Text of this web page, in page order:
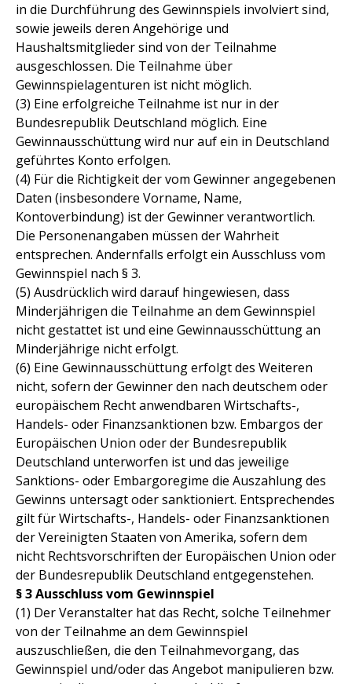
in die Durchführung des Gewinnspiels involviert sind,
sowie jeweils deren Angehörige und
Haushaltsmitglieder sind von der Teilnahme
ausgeschlossen. Die Teilnahme über
Gewinnspielagenturen ist nicht möglich.
(3) Eine erfolgreiche Teilnahme ist nur in der
Bundesrepublik Deutschland möglich. Eine
Gewinnausschüttung wird nur auf ein in Deutschland
geführtes Konto erfolgen.
(4) Für die Richtigkeit der vom Gewinner angegebenen
Daten (insbesondere Vorname, Name,
Kontoverbindung) ist der Gewinner verantwortlich.
Die Personenangaben müssen der Wahrheit
entsprechen. Andernfalls erfolgt ein Ausschluss vom
Gewinnspiel nach § 3.
(5) Ausdrücklich wird darauf hingewiesen, dass
Minderjährigen die Teilnahme an dem Gewinnspiel
nicht gestattet ist und eine Gewinnausschüttung an
Minderjährige nicht erfolgt.
(6) Eine Gewinnausschüttung erfolgt des Weiteren
nicht, sofern der Gewinner den nach deutschem oder
europäischem Recht anwendbaren Wirtschafts-,
Handels- oder Finanzsanktionen bzw. Embargos der
Europäischen Union oder der Bundesrepublik
Deutschland unterworfen ist und das jeweilige
Sanktions- oder Embargoregime die Auszahlung des
Gewinns untersagt oder sanktioniert. Entsprechendes
gilt für Wirtschafts-, Handels- oder Finanzsanktionen
der Vereinigten Staaten von Amerika, sofern dem
nicht Rechtsvorschriften der Europäischen Union oder
der Bundesrepublik Deutschland entgegenstehen.
§ 3 Ausschluss vom Gewinnspiel
(1) Der Veranstalter hat das Recht, solche Teilnehmer
von der Teilnahme an dem Gewinnspiel
auszuschließen, die den Teilnahmevorgang, das
Gewinnspiel und/oder das Angebot manipulieren bzw.